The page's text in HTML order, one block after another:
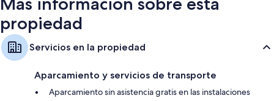
propiedad
Servicios en la propiedad
Aparcamiento y servicios de transporte
Aparcamiento sin asistencia gratis en las instalaciones